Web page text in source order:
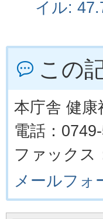
イル:
この
本庁舎 健
電話：
ファックス
メールフォ